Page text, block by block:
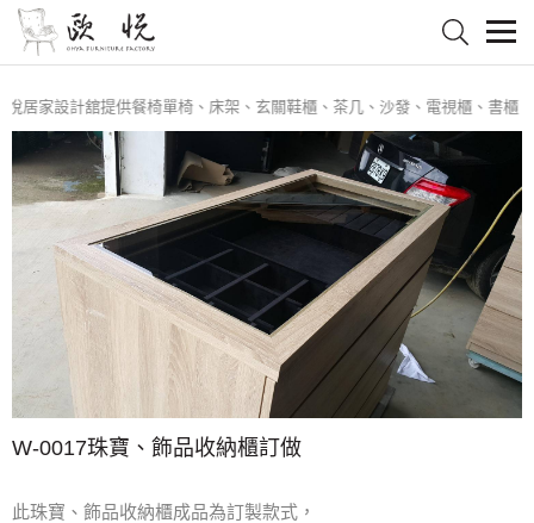
居家設計舘提供餐椅單椅、床架、玄關鞋櫃、茶几、沙發、電視櫃、書櫃、
W-0017珠寶、飾品收納櫃訂做
此珠寶、飾品收納櫃成品為訂製款式，